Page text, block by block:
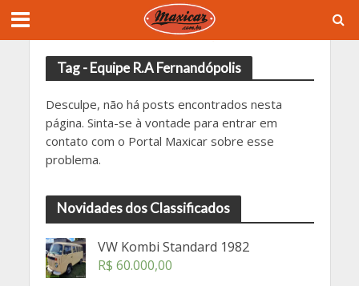
Tag - Equipe R.A Fernandópolis
Desculpe, não há posts encontrados nesta
página. Sinta-se à vontade para entrar em
contato com o Portal Maxicar sobre esse
problema.
Novidades dos Classificados
VW Kombi Standard 1982
R$ 60.000,00